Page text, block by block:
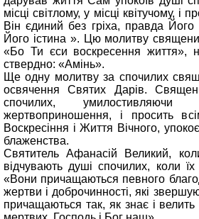
місці світлому, у місці квітучому, і
Він єдиний без гріха, правда
Його істина ». Цю молитву
«Бо Ти єси воскресення життя»,
ствердно: «Амінь».
Ще одну молитву за спочилих
освячення Святих Дарів.
спочилих,
жертвоприношення, і просить
Воскресіння і Життя Вічного,
блаженства.
Святитель Афанасій Великий,
відчувають душі спочилих, коли
«Вони причащаються певного
жертви і доброчинності, які
причащаються так, як знає і